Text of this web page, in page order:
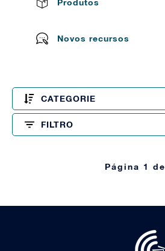
Produtos
Novos recursos
CATEGORIE
FILTRO
Página 1 de